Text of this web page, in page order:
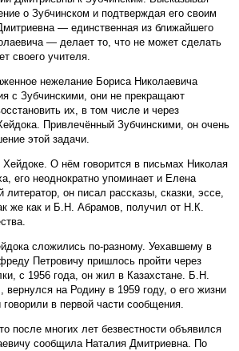
о Зубчинском и подтверждая его своим
— единственная из ближайшего
— делает то, что не может сделать
своего учителя.
нежелание Бориса Николаевича
с Зубчинскими, они не прекращают
их, в том числе и через
Привлечённый Зубчинскими, он очень
этой задачи.
О нём говорится в письмах Николая
его неоднократно упоминает и Елена
литератор, он писал рассказы, сказки, эссе,
же как и Б.Н. Абрамов, получил от Н.К.
сложились по-разному. Уехавшему в
Петровичу пришлось пройти через
с 1956 года, он жил в Казахстане. Б.Н.
на Родину в 1959 году, о его жизни
в первой части сообщения.
после многих лет безвестности объявился
сообщила Наталия Дмитриевна. По